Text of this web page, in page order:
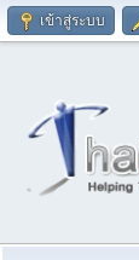
เข้าสู่ระบบ